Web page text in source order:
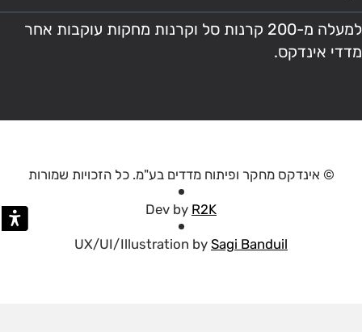
למעלה מ-200 קרנות סל וקרנות מחקות עוקבות אחר
מדדי אינדקס.
© אינדקס מחקר ופיתוח מדדים בע"מ. כל הזכויות שמורות
Dev by R2K
UX/UI/Illustration by Sagi Banduil